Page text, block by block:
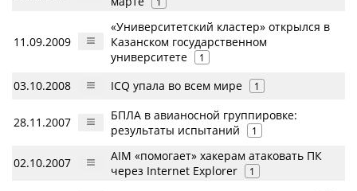
11.09.2009
«Университетский кластер» открылся в
Казанском государственном
университете
1
03.10.2008 ICQ упала во всем мире 1
28.11.2007
БПЛА в авианосной группировке:
результаты испытаний
1
02.10.2007
AIM «помогает» хакерам атаковать ПК
через Internet Explorer
1